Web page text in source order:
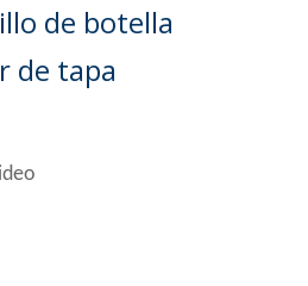
de botella
de tapa